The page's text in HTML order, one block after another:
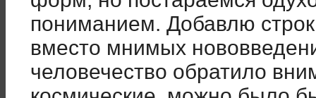
пониманием. Добавлю
вместо мнимых
человечество обратило